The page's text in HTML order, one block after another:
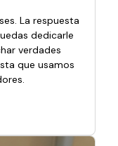
La respuesta
dedicarle
verdades
que usamos